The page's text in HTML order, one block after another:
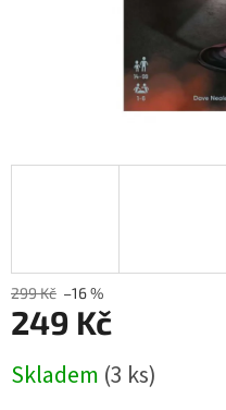
299 Kč –16 %
249 Kč
cena:
Skladem (3 ks)